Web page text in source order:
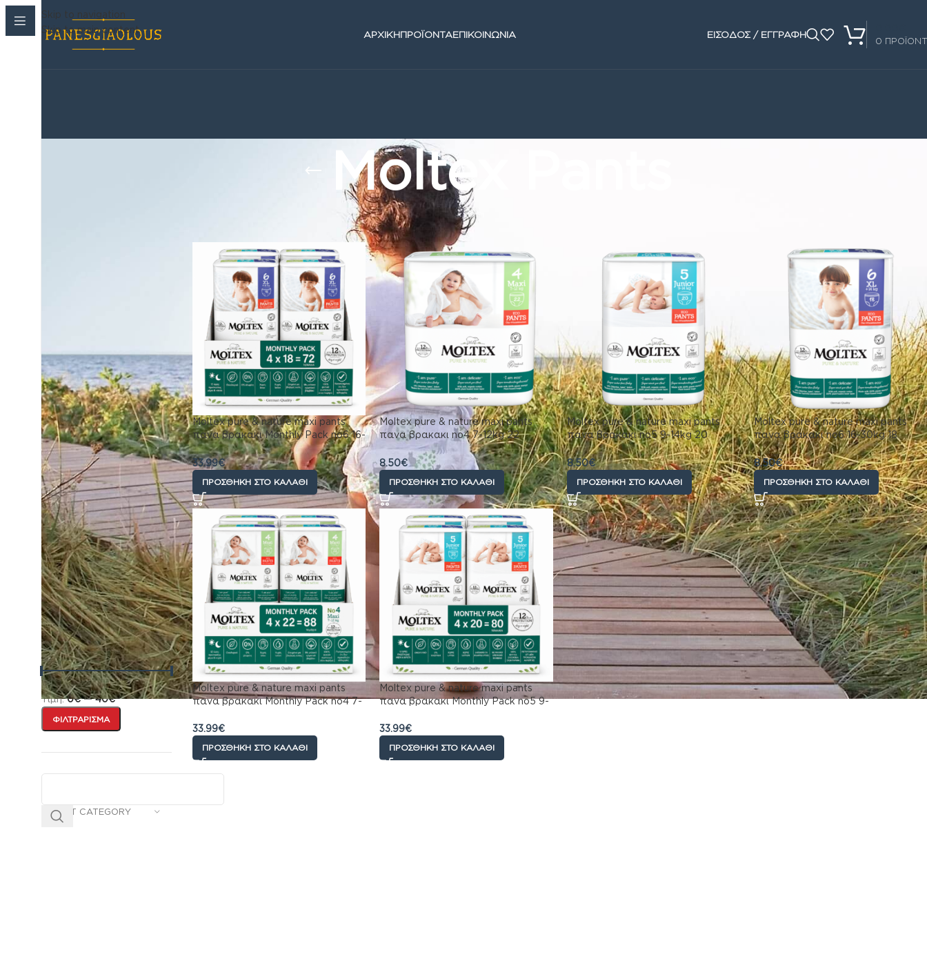
Skip to navigation
Skip to main content
ΑΡΧΙΚΗΠΡΟΪΟΝΤΑΕΠΙΚΟΙΝΩΝΙΑ ΕΙΣΟΔΟΣ / ΕΓΓΡΑΦΗ
0
Moltex Pants
Φροντίδα›
Sex›
Συμπληρωματα
διατροφης›
Κατοικίδια
Παιχνίδια
Επικοινωνια
ΦΙΛΤΡΟ ΜΕΓΕΘΟΥΣ
No4 Maxi (7-18 kg)
(1)
No5 Junior (11-25 kg) (1)
No6 XLarge (15-30
kg)
(1)
ΤΙΜΉ
ΦΙΛΤΡΆΡΙΣΜΑ
Τιμή:0€—40€
SELECT CATEGORY
Παιδικες βιολογικες πανες moltex pure/Moltex Pants
Moltex pure & nature maxi pants
πανα βρακακι Monthly Pack no6 16-
30kg 72 τεμαχίων (4×18)
33.99€
ΠΡΟΣΘΉΚΗ ΣΤΟ ΚΑΛΆΘΙ
Moltex pure & nature maxi pants
πανα βρακακι no4 7-12kg 22
τεμαχίων
8.50€
ΠΡΟΣΘΉΚΗ ΣΤΟ ΚΑΛΆΘΙ
Moltex pure & nature maxi pants
πανα βρακακι no5 9-14kg 20
τεμαχίων
8.50€
ΠΡΟΣΘΉΚΗ ΣΤΟ ΚΑΛΆΘΙ
Moltex pure & nature maxi pants
πανα βρακακι no6 16-30kg 18
τεμαχίων
8.50€
ΠΡΟΣΘΉΚΗ ΣΤΟ ΚΑΛΆΘΙ
Moltex pure & nature maxi pants
πανα βρακακι Monthly Pack no4 7-
33.99€
ΠΡΟΣΘΉΚΗ ΣΤΟ ΚΑΛΆΘΙ
Moltex pure & nature maxi pants
πανα βρακακι Monthly Pack no5 9-
33.99€
ΠΡΟΣΘΉΚΗ ΣΤΟ ΚΑΛΆΘΙ